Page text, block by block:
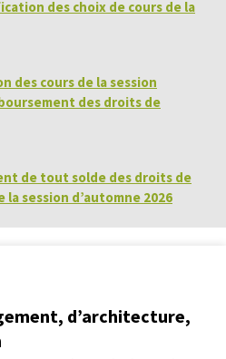
des choix de cours de la
des cours de la session
des droits de
de tout solde des droits de
session d’automne 2026
d’architecture,